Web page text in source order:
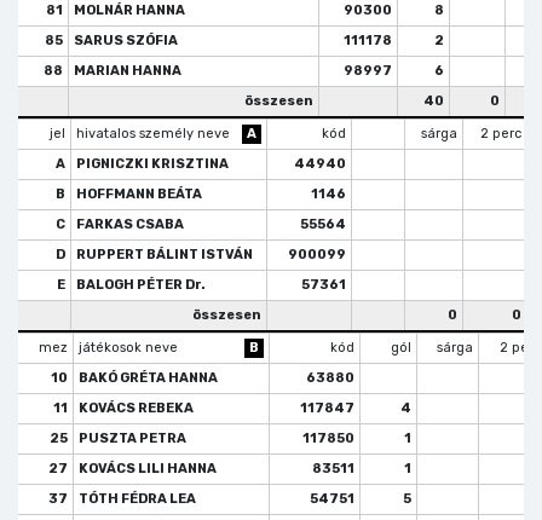
81
MOLNÁR HANNA 90300
8
85
SARUS SZÓFIA 111178
2
88
MARIAN HANNA 98997
6
összesen
40 0
jel hivatalos személy neve A kód sárga
2 perc
A
PIGNICZKI KRISZTINA
44940
B
HOFFMANN BEÁTA
1146
C
FARKAS CSABA
55564
D
RUPPERT BÁLINT ISTVÁN
900099
E
BALOGH PÉTER Dr.
57361
összesen
0 0
mez játékosok neve B kód gól sárga
2 perc
10
BAKÓ GRÉTA HANNA 63880
11
KOVÁCS REBEKA 117847
4
25
PUSZTA PETRA 117850
1
27
KOVÁCS LILI HANNA 83511
1
37
TÓTH FÉDRA LEA 54751
5